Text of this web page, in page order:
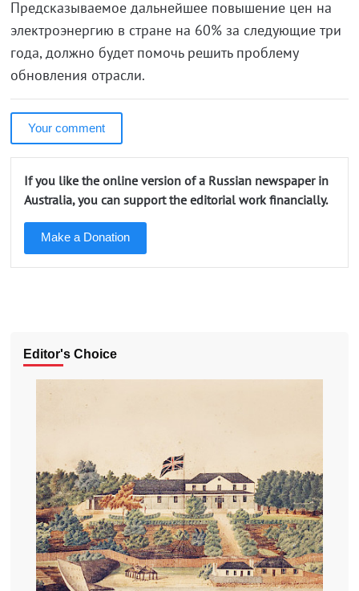
Предсказываемое дальнейшее повышение цен на
электроэнергию в стране на 60% за следующие три
года, должно будет помочь решить проблему
обновления отрасли.
Your comment
If you like the online version of a Russian newspaper in
Australia, you can support the editorial work financially.
Make a Donation
Editor's Choice